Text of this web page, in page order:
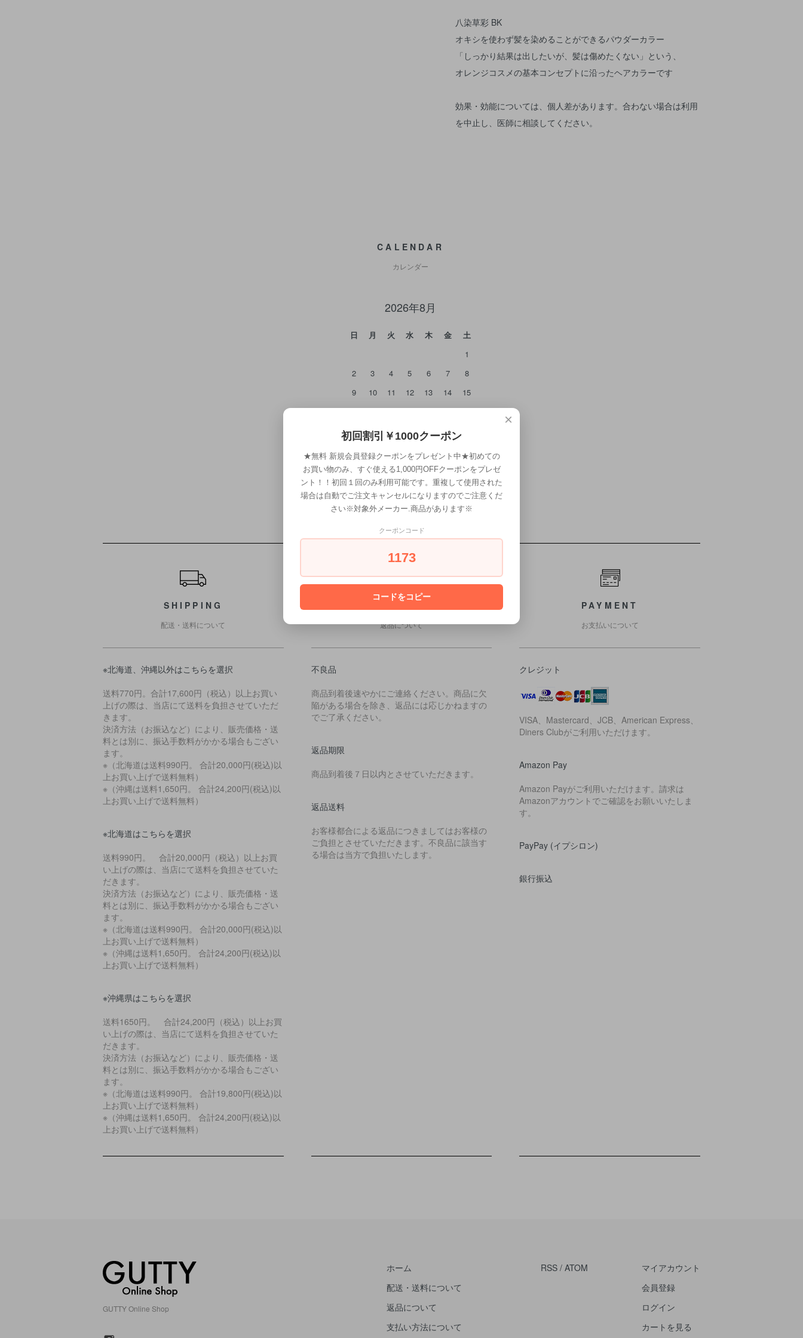
八染草彩 BK
オキシを使わず髪を染めることができるパウダーカラー
「しっかり結果は出したいが、髪は傷めたくない」という、
オレンジコスメの基本コンセプトに沿ったヘアカラーです
効果・効能については、個人差があります。合わない場合は利用
を中止し、医師に相談してください。
CALENDAR
カレンダー
2026年8月
日 月 火 水 木 金
土
1
2
3 4 5 6 7
8
9
10 11 12 13 14
15
16
17 18 19 20 21
22
23
24 25 26 27 28
SHIPPING
配送・送料について
※北海道、沖縄以外はこちらを選択
送料770円。合計17,600円（税込）以上お買い
上げの際は、当店にて送料を負担させていただ
きます。
決済方法（お振込など）により、販売価格・送
料とは別に、振込手数料がかかる場合もござい
ます。
※（北海道は送料990円。 合計20,000円(税込)以
上お買い上げで送料無料）
※（沖縄は送料1,650円。 合計24,200円(税込)以
上お買い上げで送料無料）
※北海道はこちらを選択
送料990円。 合計20,000円（税込）以上お買
い上げの際は、当店にて送料を負担させていた
だきます。
決済方法（お振込など）により、販売価格・送
料とは別に、振込手数料がかかる場合もござい
ます。
※（北海道は送料990円。 合計20,000円(税込)以
上お買い上げで送料無料）
※（沖縄は送料1,650円。 合計24,200円(税込)以
上お買い上げで送料無料）
※沖縄県はこちらを選択
送料1650円。 合計24,200円（税込）以上お買
い上げの際は、当店にて送料を負担させていた
だきます。
決済方法（お振込など）により、販売価格・送
料とは別に、振込手数料がかかる場合もござい
ます。
※（北海道は送料990円。 合計19,800円(税込)以
上お買い上げで送料無料）
※（沖縄は送料1,650円。 合計24,200円(税込)以
上お買い上げで送料無料）
RETURN
返品について
不良品
商品到着後速やかにご連絡ください。商品に欠
陥がある場合を除き、返品には応じかねますの
でご了承ください。
返品期限
商品到着後７日以内とさせていただきます。
返品送料
お客様都合による返品につきましてはお客様の
ご負担とさせていただきます。不良品に該当す
る場合は当方で負担いたします。
PAYMENT
お支払いについて
クレジット
VISA、Mastercard、JCB、American Express、
Diners Clubがご利用いただけます。
Amazon Pay
Amazon Payがご利用いただけます。請求は
Amazonアカウントでご確認をお願いいたしま
す。
PayPay (イプシロン)
銀行振込
GUTTY Online Shop
ホーム
配送・送料について
返品について
支払い方法について
RSS / ATOM
マイアカウント
会員登録
ログイン
カートを見る
×
初回割引￥1000クーポン
★無料 新規会員登録クーポンをプレゼント中★初めての
お買い物のみ、すぐ使える1,000円OFFクーポンをプレゼ
ント！！初回１回のみ利用可能です。重複して使用された
場合は自動でご注文キャンセルになりますのでご注意くだ
さい※対象外メーカー.商品があります※
クーポンコード
1173
コードをコピー